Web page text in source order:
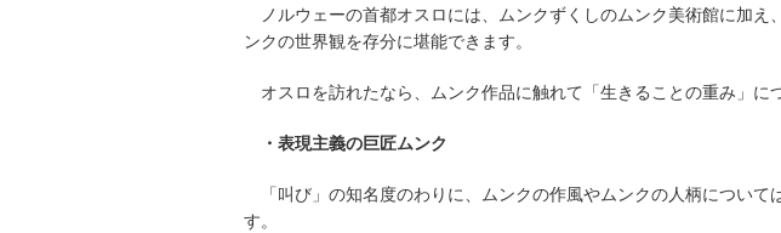
ノルウェーの首都オスロには、ムンクずくしのムンク美術館に加
ンクの世界観を存分に堪能できます。
オスロを訪れたなら、ムンク作品に触れて「生きることの重み」に
・表現主義の巨匠ムンク
「叫び」の知名度のわりに、ムンクの作風やムンクの人柄につい
す。